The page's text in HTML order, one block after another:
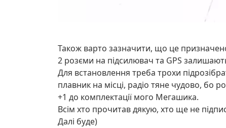
Також варто зазначити, що це
2 розєми на підсилювач та GPS
Для встановлення треба трохи
плавник на місці, радіо тяне чудово, бо
+1 до комплектації мого Мегашика.
Всім хто прочитав дякую, хто ще не
Далі буде)